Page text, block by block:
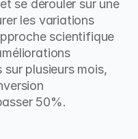
se dérouler sur une
les variations
scientifique
plusieurs mois,
50%.